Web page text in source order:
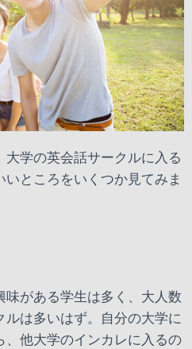
学の英会話サークルに入る
ところをいくつか見てみま
がある学生は多く、大人数
ルは多いはず。自分の大学に
、他大学のインカレに入るの